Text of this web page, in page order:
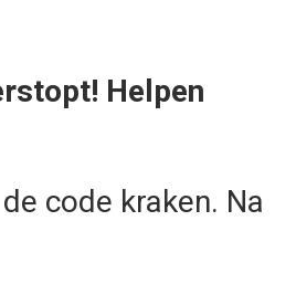
Helpen
code kraken. Na